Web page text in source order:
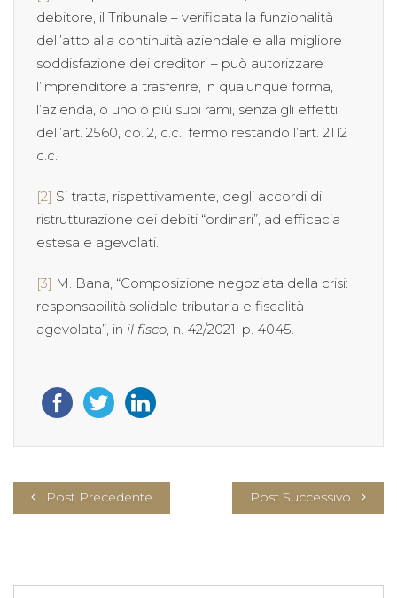
debitore, il Tribunale – verificata la funzionalità
dell’atto alla continuità aziendale e alla migliore
soddisfazione dei creditori – può autorizzare
l’imprenditore a trasferire, in qualunque forma,
l’azienda, o uno o più suoi rami, senza gli effetti
dell’art. 2560, co. 2, c.c., fermo restando l’art. 2112
c.c.
[2] Si tratta, rispettivamente, degli accordi di
ristrutturazione dei debiti “ordinari”, ad efficacia
estesa e agevolati.
[3] M. Bana, “Composizione negoziata della crisi:
responsabilità solidale tributaria e fiscalità
agevolata”, in il fisco , n. 42/2021, p. 4045.
Post Precedente Post Successivo